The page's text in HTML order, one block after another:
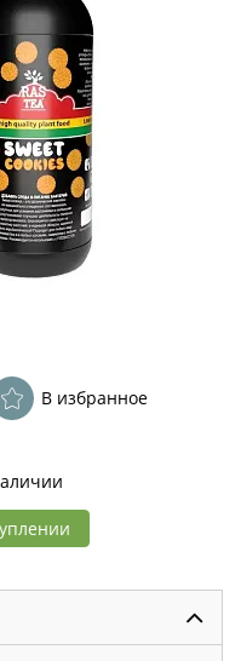
В избранное